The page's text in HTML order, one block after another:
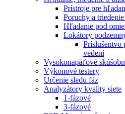
Prístroje pre
Poruchy a
Hľadanie pod
Lokátory
Príslušentvo
vedení
Vysokonapäťové
Výkonové testery
Určenie sledu fáz
Analyzátory kvality siete
1-fázové
3-fázové